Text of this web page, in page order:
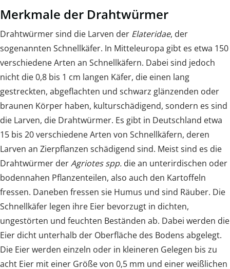
Merkmale der Drahtwürmer
Drahtwürmer sind die Larven der Elateridae, der
sogenannten Schnellkäfer. In Mitteleuropa gibt es etwa 150
verschiedene Arten an Schnellkäfern. Dabei sind jedoch
nicht die 0,8 bis 1 cm langen Käfer, die einen lang
gestreckten, abgeflachten und schwarz glänzenden oder
braunen Körper haben, kulturschädigend, sondern es sind
die Larven, die Drahtwürmer. Es gibt in Deutschland etwa
15 bis 20 verschiedene Arten von Schnellkäfern, deren
Larven an Zierpflanzen schädigend sind. Meist sind es die
Drahtwürmer derAgriotes spp. die an unterirdischen oder
bodennahen Pflanzenteilen, also auch den Kartoffeln
fressen. Daneben fressen sie Humus und sind Räuber. Die
Schnellkäfer legen ihre Eier bevorzugt in dichten,
ungestörten und feuchten Beständen ab. Dabei werden die
Eier dicht unterhalb der Oberfläche des Bodens abgelegt.
Die Eier werden einzeln oder in kleineren Gelegen bis zu
acht Eier mit einer Größe von 0,5 mm und einer weißlichen